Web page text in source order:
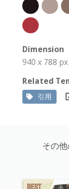
Dimension
940 x 788 px
Related
引用
その